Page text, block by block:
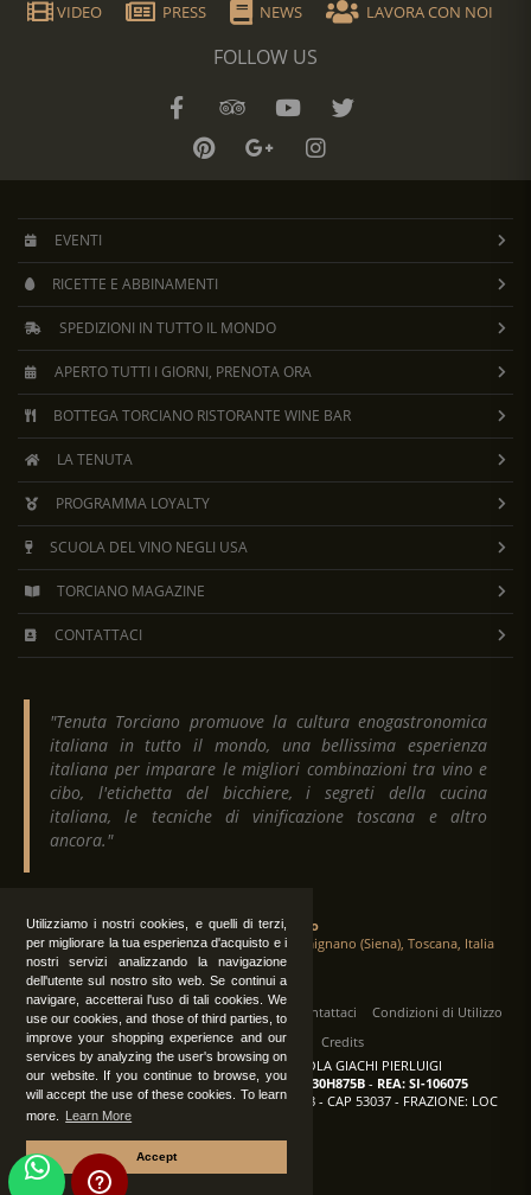
Utilizziamo i nostri cookies, e quelli di terzi,
per migliorare la tua esperienza d'acquisto e i
nostri servizi analizzando la navigazione
dell'utente sul nostro sito web. Se continui a
navigare, accetterai l'uso di tali cookies. We
use our cookies, and those of third parties, to
improve your shopping experience and our
services by analyzing the user's browsing on
our website. If you continue to browse, you
will accept the use of these cookies. To learn
more.
Learn More
Accept
VIDEO PRESS NEWS LAVORA CON NOI
FOLLOW US
EVENTI
RICETTE E ABBINAMENTI
SPEDIZIONI IN TUTTO IL MONDO
APERTO TUTTI I GIORNI, PRENOTA ORA
BOTTEGA TORCIANO RISTORANTE WINE BAR
LA TENUTA
PROGRAMMA LOYALTY
SCUOLA DEL VINO NEGLI USA
TORCIANO MAGAZINE
CONTATTACI
"Tenuta Torciano promuove la cultura enogastronomica
italiana in tutto il mondo, una bellissima esperienza
italiana per imparare le migliori combinazioni tra vino e
cibo, l'etichetta del bicchiere, i segreti della cucina
italiana, le tecniche di vinificazione toscana e altro
ancora."
Tenuta Torciano
Via Crocetta 16, Loc. Ulignano 53037 San Gimignano (Siena), Toscana, Italia
Tutti i diritti sono riservati | Operatori Contattaci
Condizioni di Utilizzo
Privacy
Albo Fornitori
Credits
TENUTA TORCIANO AZIENDA AGRICOLA GIACHI PIERLUIGI
P.IVA: IT00375840527 -C.F.: GCHPLG62C30H875B- REA: SI-106075
Sede: SAN GIMIGNANO (SI) - VIA CROCETTA 18 - CAP 53037 - FRAZIONE: LOC